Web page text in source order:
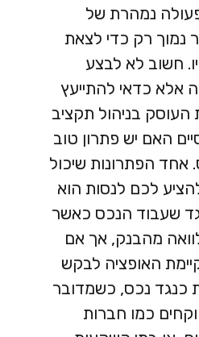
נמהרת של
נמוך רק כדי לצאת
חשוב לא לבצע
אלא כדאי להתייעץ
העוסק בניהול תקציב
האם יש פתרון טוב
אחד הפתרונות שיכול
לכם לנסות הוא
שעבוד הנכס כאשר
מהבנק, אך אם
האופציה לבקש
כנגד נכס, כשמדובר
כמו חברות